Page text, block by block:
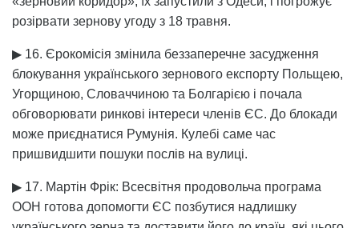
розірвати зернову угоду з 18 травня.
▶ 16. Єрокомісія змінила беззаперечне засудження
блокування українського зернового експорту Польщею,
Угорщиною, Словаччиною та Болгарією і почала
обговорювати ринкові інтереси членів ЄС. До блокади
може приєднатися Румунія. Кулебі саме час
пришвидшити пошуки послів на вулиці.
▶ 17. Мартін Фрік: Всесвітня продовольча програма
ООН готова допомогти ЄС позбутися надлишку